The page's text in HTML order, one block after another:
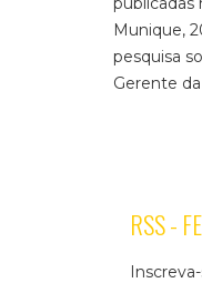
Munique,
pesquisa
Gerente
RSS -